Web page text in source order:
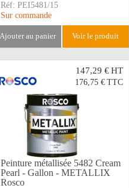
Réf: PEI5481/15
Sur commande
ajouter au panier voir le produit
147,29 € HT
176,75 € TTC
Peinture métallisée 5482 Cream
Pearl - Gallon - METALLIX
Rosco